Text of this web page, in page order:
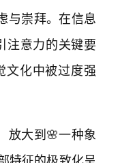
与崇拜。在信息
注意力的关键要
文化中被过度强
放大到🌸一种象